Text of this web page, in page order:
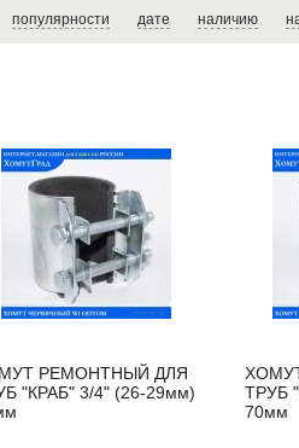
популярности дате наличию
РЕМОНТНЫЙ ДЛЯ
"КРАБ" 3/4" (26-29мм)
ТРУБ
70мм